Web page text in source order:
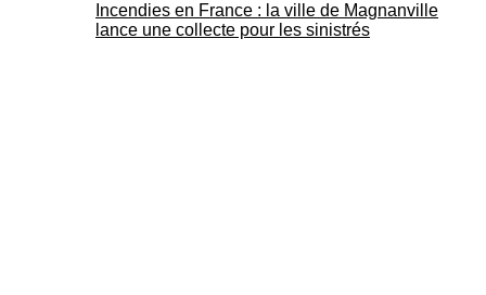
Incendies en France : la ville de Magnanville
lance une collecte pour les sinistrés